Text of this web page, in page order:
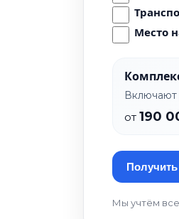
Место
Включают
от 190
Мы учтём